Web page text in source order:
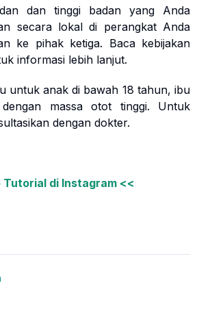
dan tinggi badan yang Anda
secara lokal di perangkat Anda
ke pihak ketiga. Baca kebijakan
informasi lebih lanjut.
untuk anak di bawah 18 tahun, ibu
massa otot tinggi. Untuk
dengan dokter.
di Instagram <<